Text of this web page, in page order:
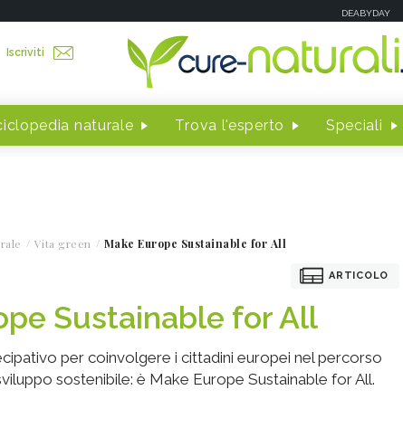
DEABYDAY
Iscriviti
naturale Trova l'esperto Speciali
Vita green Make Europe Sustainable for All
ARTICOLO
Sustainable for All
per coinvolgere i cittadini europei nel percorso
sostenibile: è Make Europe Sustainable for All.